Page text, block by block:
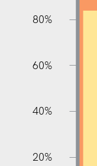
80%
60%
40%
20%